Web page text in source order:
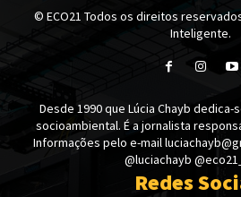
© ECO21 Todos os direitos
Inteligente.
Desde 1990 que Lúcia Chayb
socioambiental. É a jornalista
Informações pelo e-mail
@luciachayb
Redes